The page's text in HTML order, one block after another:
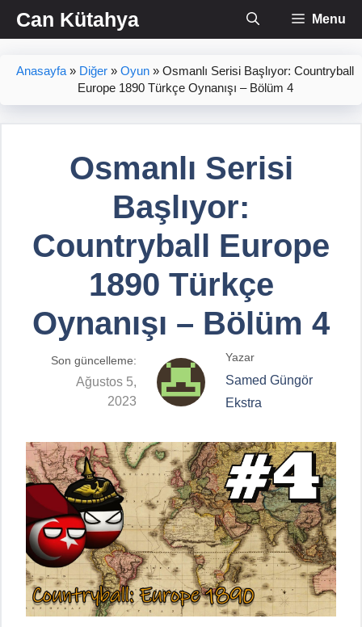
İçeriğe
atlaCan Kütahya Menu
Anasayfa » Diğer » Oyun » Osmanlı Serisi Başlıyor: Countryball
Europe 1890 Türkçe Oynanışı – Bölüm 4
Osmanlı Serisi
Başlıyor:
Countryball Europe
1890 Türkçe
Oynanışı – Bölüm 4
Son güncelleme:
Ağustos 5,
2023
Yazar
Samed Güngör
Ekstra